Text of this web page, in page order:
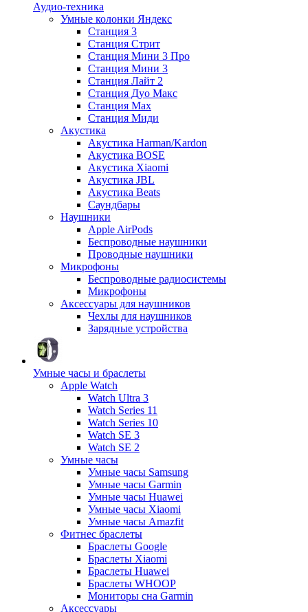
Аудио-техника
Умные колонки Яндекс
Станция 3
Станция Стрит
Станция Мини 3 Про
Станция Мини 3
Станция Лайт 2
Станция Дуо Макс
Станция Max
Станция Миди
Акустика
Акустика Harman/Kardon
Акустика BOSE
Акустика Xiaomi
Акустика JBL
Акустика Beats
Саундбары
Наушники
Apple AirPods
Беспроводные наушники
Проводные наушники
Микрофоны
Беспроводные радиосистемы
Микрофоны
Аксессуары для наушников
Чехлы для наушников
Зарядные устройства
Умные часы и браслеты
Apple Watch
Watch Ultra 3
Watch Series 11
Watch Series 10
Watch SE 3
Watch SE 2
Умные часы
Умные часы Samsung
Умные часы Garmin
Умные часы Huawei
Умные часы Xiaomi
Умные часы Amazfit
Фитнес браслеты
Браслеты Google
Браслеты Xiaomi
Браслеты Huawei
Браслеты WHOOP
Мониторы сна Garmin
Аксессуары